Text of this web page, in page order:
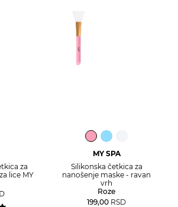
za
lice MY
MY SPA
Silikonska četkica za
nanošenje maske - ravan
vrh
Roze
199,00 RSD